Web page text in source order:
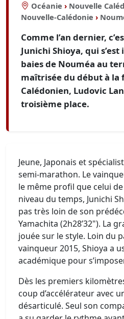
Océanie › Nouvelle
Nouvelle-Calédonie ›
Comme l’an dernier,
Junichi Shioya, qui
baies de Nouméa au
maîtrisée du début à la
Calédonien, Ludovic
troisième place.
Jeune, Japonais et
semi-marathon. Le
le même profil que celui
niveau du temps, Junichi
pas très loin de son
Yamachita (2h28’32"). La
jouée sur le style. Loin du
vainqueur 2015, Shioya a
académique pour
Dès les premiers
coup d’accélérateur avec
désarticulé. Seul son